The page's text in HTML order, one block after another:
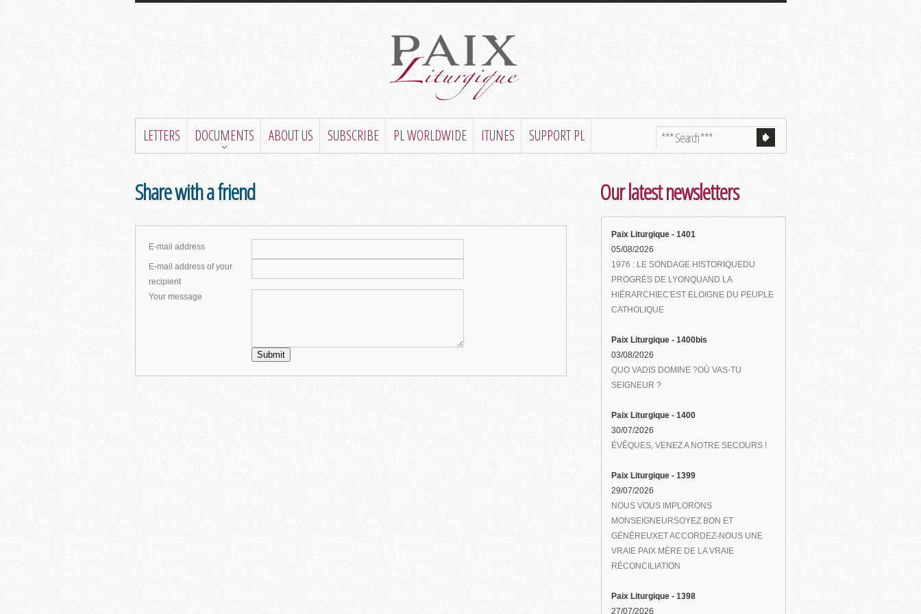
LETTERS DOCUMENTS ABOUT US SUBSCRIBE PL WORLDWIDE ITUNES SUPPORT PL
Share with a friend
E-mail address
E-mail address of your
recipient
Your message
Our latest newsletters
Paix Liturgique - 1401
05/08/2026
1976 : LE SONDAGE HISTORIQUEDU
PROGRÈS DE LYONQUAND LA
HIÉRARCHIEC'EST ELOIGNE DU PEUPLE
CATHOLIQUE
Paix Liturgique - 1400bis
03/08/2026
QUO VADIS DOMINE ?OÙ VAS-TU
SEIGNEUR ?
Paix Liturgique - 1400
30/07/2026
ÉVÊQUES, VENEZ A NOTRE SECOURS !
Paix Liturgique - 1399
29/07/2026
NOUS VOUS IMPLORONS
MONSEIGNEURSOYEZ BON ET
GÉNÉREUXET ACCORDEZ-NOUS UNE
VRAIE PAIX MÈRE DE LA VRAIE
RÉCONCILIATION
Paix Liturgique - 1398
27/07/2026